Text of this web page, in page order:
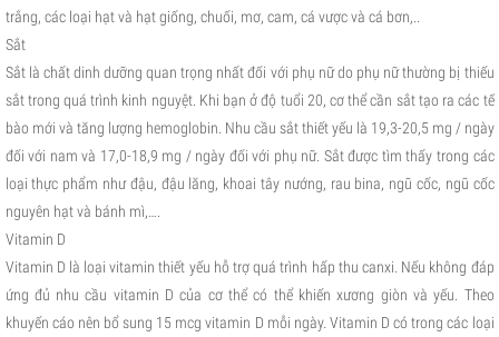
trắng, các loại hạt và hạt giống, chuối, mơ, cam, cá vược và cá bơn,..
Sắt
Sắt là chất dinh dưỡng quan trọng nhất đối với phụ nữ do phụ nữ thường bị thiếu
sắt trong quá trình kinh nguyệt. Khi bạn ở độ tuổi 20, cơ thể cần sắt tạo ra các tế
bào mới và tăng lượng hemoglobin. Nhu cầu sắt thiết yếu là 19,3-20,5 mg / ngày
đối với nam và 17,0-18,9 mg / ngày đối với phụ nữ. Sắt được tìm thấy trong các
loại thực phẩm như đậu, đậu lăng, khoai tây nướng, rau bina, ngũ cốc, ngũ cốc
nguyên hạt và bánh mì,….
Vitamin D
Vitamin D là loại vitamin thiết yếu hỗ trợ quá trình hấp thu canxi. Nếu không đáp
ứng đủ nhu cầu vitamin D của cơ thể có thể khiến xương giòn và yếu. Theo
khuyến cáo nên bổ sung 15 mcg vitamin D mỗi ngày. Vitamin D có trong các loại